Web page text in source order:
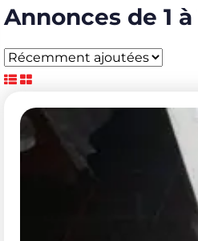
Annonces de 1